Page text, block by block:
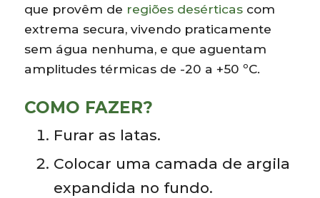
que provêm de regiões desérticas com
extrema secura, vivendo praticamente
sem água nenhuma, e que aguentam
amplitudes térmicas de -20 a +50 ºC.
COMO FAZER?
Furar as latas.
Colocar uma camada de argila
expandida no fundo.